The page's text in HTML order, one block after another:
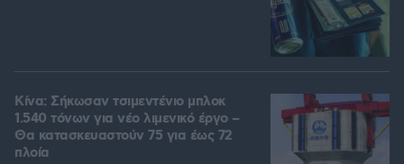
Κίνα: Σήκωσαν τσιμεντένιο μπλοκ
1.540 τόνων για νέο λιμενικό έργο –
Θα κατασκευαστούν 75 για έως 72
πλοία